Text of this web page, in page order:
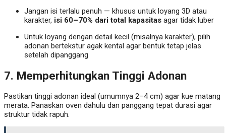
Jangan isi terlalu penuh — khusus untuk loyang 3D atau
karakter, isi 60–70% dari total kapasitas agar tidak luber
Untuk loyang dengan detail kecil (misalnya karakter), pilih
adonan bertekstur agak kental agar bentuk tetap jelas
setelah dipanggang
7. Memperhitungkan Tinggi Adonan
Pastikan tinggi adonan ideal (umumnya 2–4 cm) agar kue matang
merata. Panaskan oven dahulu dan panggang tepat durasi agar
struktur tidak rapuh.